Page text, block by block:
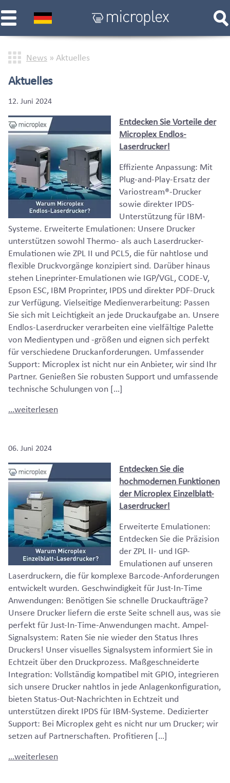
News » Aktuelles
Aktuelles
12. Juni 2024
Entdecken Sie Vorteile der
Microplex Endlos-
Laserdrucker!
Effiziente Anpassung: Mit
Plug-and-Play-Ersatz der
Variostream®-Drucker
sowie direkter IPDS-
Unterstützung für IBM-
Systeme. Erweiterte Emulationen: Unsere Drucker
unterstützen sowohl Thermo- als auch Laserdrucker-
Emulationen wie ZPL II und PCL5, die für nahtlose und
flexible Druckvorgänge konzipiert sind. Darüber hinaus
stehen Lineprinter-Emulationen wie IGP/VGL, CODE-V,
Epson ESC, IBM Proprinter, IPDS und direkter PDF-Druck
zur Verfügung. Vielseitige Medienverarbeitung: Passen
Sie sich mit Leichtigkeit an jede Druckaufgabe an. Unsere
Endlos-Laserdrucker verarbeiten eine vielfältige Palette
von Medientypen und -größen und eignen sich perfekt
für verschiedene Druckanforderungen. Umfassender
Support: Microplex ist nicht nur ein Anbieter, wir sind Ihr
Partner. Genießen Sie robusten Support und umfassende
technische Schulungen von […]
…weiterlesen
06. Juni 2024
Entdecken Sie die
hochmodernen Funktionen
der Microplex Einzelblatt-
Laserdrucker!
Erweiterte Emulationen:
Entdecken Sie die Präzision
der ZPL II- und IGP-
Emulationen auf unseren
Laserdruckern, die für komplexe Barcode-Anforderungen
entwickelt wurden. Geschwindigkeit für Just-In-Time
Anwendungen: Benötigen Sie schnelle Druckaufträge?
Unsere Drucker liefern die erste Seite schnell aus, was sie
perfekt für Just-In-Time-Anwendungen macht. Ampel-
Signalsystem: Raten Sie nie wieder den Status Ihres
Druckers! Unser visuelles Signalsystem informiert Sie in
Echtzeit über den Druckprozess. Maßgeschneiderte
Integration: Vollständig kompatibel mit GPIO, integrieren
sich unsere Drucker nahtlos in jede Anlagenkonfiguration,
bieten Status-Out-Nachrichten in Echtzeit und
unterstützen direkt IPDS für IBM-Systeme. Dedizierter
Support: Bei Microplex geht es nicht nur um Drucker; wir
setzen auf Partnerschaften. Profitieren […]
…weiterlesen